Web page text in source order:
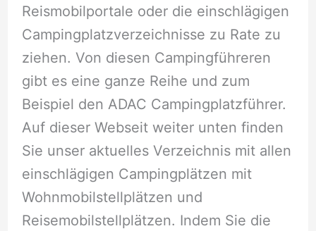
Reismobilportale oder die einschlägigen
Campingplatzverzeichnisse zu Rate zu
ziehen. Von diesen Campingführeren
gibt es eine ganze Reihe und zum
Beispiel den ADAC Campingplatzführer.
Auf dieser Webseit weiter unten finden
Sie unser aktuelles Verzeichnis mit allen
einschlägigen Campingplätzen mit
Wohnmobilstellplätzen und
Reisemobilstellplätzen. Indem Sie die